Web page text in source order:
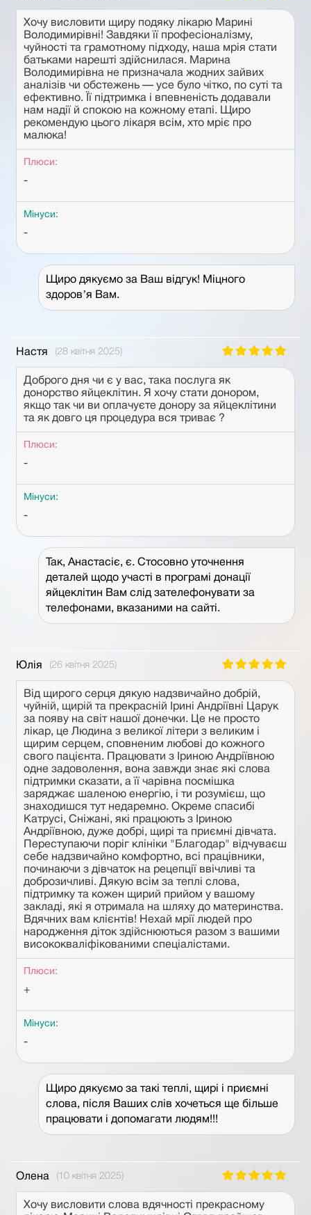
Хочу висловити щиру подяку лікарю Марині
Володимирівні! Завдяки її професіоналізму,
чуйності та грамотному підходу, наша мрія стати
батьками нарешті здійснилася. Марина
Володимирівна не призначала жодних зайвих
аналізів чи обстежень — усе було чітко, по суті та
ефективно. Її підтримка і впевненість додавали
нам надії й спокою на кожному етапі. Щиро
рекомендую цього лікаря всім, хто мріє про
малюка!
Плюси:
-
Мінуси:
-
Щиро дякуємо за Ваш відгук! Міцного
здоровʼя Вам.
Настя (28 квітня 2025)
Доброго дня чи є у вас, така послуга як
донорство яйцеклітин. Я хочу стати донором,
якщо так чи ви оплачуєте донору за яйцеклітини
та як довго ця процедура вся триває ?
Плюси:
-
Мінуси:
-
Так, Анастасіє, є. Стосовно уточнення
деталей щодо участі в програмі донації
яйцеклітин Вам слід зателефонувати за
телефонами, вказаними на сайті.
Юлія (26 квітня 2025)
Від щирого серця дякую надзвичайно добрій,
чуйній, щирій та прекрасній Ірині Андріївні Царук
за появу на світ нашої донечки. Це не просто
лікар, це Людина з великої літери з великим і
щирим серцем, сповненим любові до кожного
свого пацієнта. Працювати з Іриною Андріївною
одне задоволення, вона завжди знає які слова
підтримки сказати, а її чарівна посмішка
заряджає шаленою енергію, і ти розумієш, що
знаходишся тут недаремно. Окреме спасибі
Катрусі, Сніжані, які працюють з Іриною
Андріївною, дуже добрі, щирі та приємні дівчата.
Переступаючи поріг клініки "Благодар" відчуваєш
себе надзвичайно комфортно, всі працівники,
починаючи з дівчаток на рецепції ввічливі та
доброзичливі. Дякую всім за теплі слова,
підтримку та кожен щирий прийом у вашому
закладі, які я отримала на шляху до материнства.
Вдячних вам клієнтів! Нехай мрії людей про
народження діток здійснюються разом з вашими
висококваліфікованими спеціалістами.
Плюси:
+
Мінуси:
-
Щиро дякуємо за такі теплі, щирі і приємні
слова, після Ваших слів хочеться ще більше
працювати і допомагати людям!!!
Олена (10 квітня 2025)
Хочу висловити слова вдячності прекрасному